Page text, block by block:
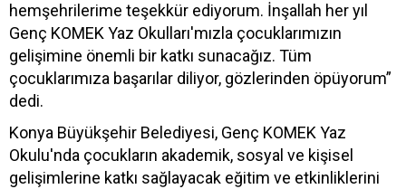
hemşehrilerime teşekkür ediyorum. İnşallah her yıl
Genç KOMEK Yaz Okulları'mızla çocuklarımızın
gelişimine önemli bir katkı sunacağız. Tüm
çocuklarımıza başarılar diliyor, gözlerinden öpüyorum”
dedi.
Konya Büyükşehir Belediyesi, Genç KOMEK Yaz
Okulu'nda çocukların akademik, sosyal ve kişisel
gelişimlerine katkı sağlayacak eğitim ve etkinliklerini